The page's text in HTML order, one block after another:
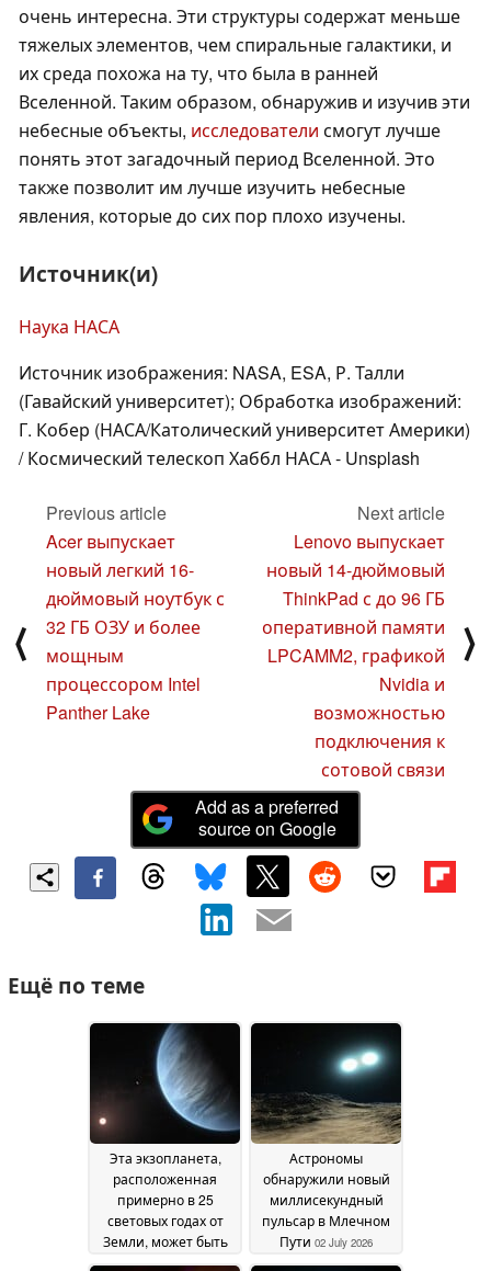
очень интересна. Эти структуры содержат меньше
тяжелых элементов, чем спиральные галактики, и
их среда похожа на ту, что была в ранней
Вселенной. Таким образом, обнаружив и изучив эти
небесные объекты, исследователи смогут лучше
понять этот загадочный период Вселенной. Это
также позволит им лучше изучить небесные
явления, которые до сих пор плохо изучены.
Источник(и)
Наука НАСА
Источник изображения: NASA, ESA, Р. Талли
(Гавайский университет); Обработка изображений:
Г. Кобер (НАСА/Католический университет Америки)
/ Космический телескоп Хаббл НАСА - Unsplash
⟨
Previous article
Acer выпускает
новый легкий 16-
дюймовый ноутбук с
32 ГБ ОЗУ и более
мощным
процессором Intel
Panther Lake
Next article
Lenovo выпускает
новый 14-дюймовый
ThinkPad с до 96 ГБ
оперативной памяти
LPCAMM2, графикой
Nvidia и
возможностью
подключения к
сотовой связи
⟩
Add as a preferred
source on Google
Ещё по теме
Эта экзопланета,
расположенная
примерно в 25
световых годах от
Земли, может быть
пригодной для
Астрономы
обнаружили новый
миллисекундный
пульсар в Млечном
Пути 02 July 2026